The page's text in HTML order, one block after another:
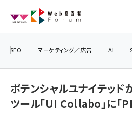
ン
SEO マーケティング／広告 AI
ポテンシャルユナイテッド
ツール「UI Collabo」に「